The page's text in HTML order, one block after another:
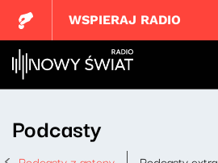
WSPIERAJ RADIO
Podcasty